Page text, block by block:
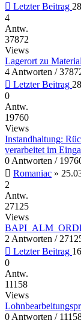
Letzter Beitrag
4
Antw.
37872
Views
Lagerort zu
4 Antworten /
Letzter Beitrag
0
Antw.
19760
Views
Instandhaltung:
verarbeitet im
0 Antworten /
Romaniac »
2
Antw.
27125
Views
2 Antworten /
Letzter Beitrag
0
Antw.
11158
Views
0 Antworten /